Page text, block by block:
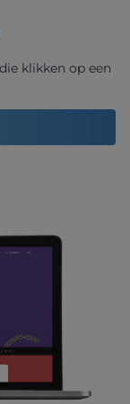
klikken op een